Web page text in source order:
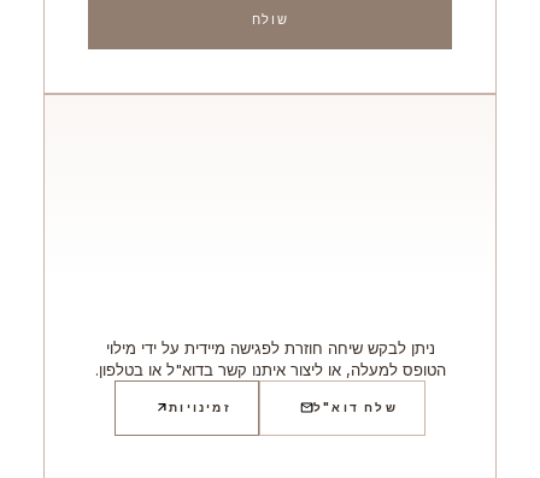
ניתן לבקש שיחה חוזרת לפגישה מיידית על ידי מילוי
הטופס למעלה, או ליצור איתנו קשר בדוא"ל או בטלפון.
שלח דוא"ל זמינויות